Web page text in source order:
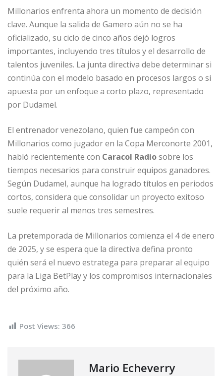
Millonarios enfrenta ahora un momento de decisión
clave. Aunque la salida de Gamero aún no se ha
oficializado, su ciclo de cinco años dejó logros
importantes, incluyendo tres títulos y el desarrollo de
talentos juveniles. La junta directiva debe determinar si
continúa con el modelo basado en procesos largos o si
apuesta por un enfoque a corto plazo, representado
por Dudamel.
El entrenador venezolano, quien fue campeón con
Millonarios como jugador en la Copa Merconorte 2001,
habló recientemente con Caracol Radiosobre los
tiempos necesarios para construir equipos ganadores.
Según Dudamel, aunque ha logrado títulos en periodos
cortos, considera que consolidar un proyecto exitoso
suele requerir al menos tres semestres.
La pretemporada de Millonarios comienza el 4 de enero
de 2025, y se espera que la directiva defina pronto
quién será el nuevo estratega para preparar al equipo
para la Liga BetPlay y los compromisos internacionales
del próximo año.
Post Views: 366
Mario Echeverry